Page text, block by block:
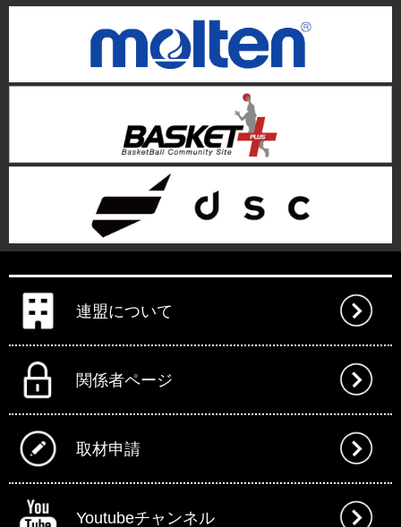
連盟について
関係者ページ
取材申請
Youtubeチャンネル